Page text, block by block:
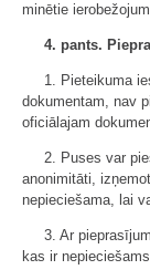
minētie
4. pants.
1. Pieteikuma
dokumentam, nav
oficiālajam
2. Puses var
anonimitāti,
nepieciešama, lai
3. Ar
kas ir